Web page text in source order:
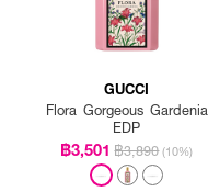
GUCCI
Flora Gorgeous Gardenia
EDP
฿3,501 ฿3,890 (10%)